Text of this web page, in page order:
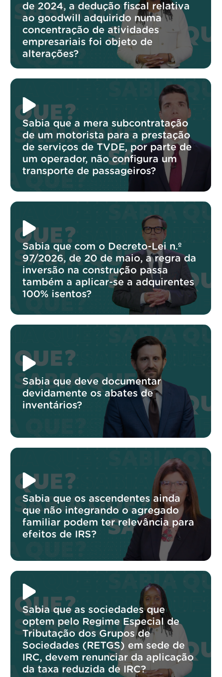
de 2024, a dedução fiscal relativa
ao goodwill adquirido numa
concentração de atividades
empresariais foi objeto de
alterações?
Sabia que a mera subcontratação
de um motorista para a prestação
de serviços de TVDE, por parte de
um operador, não configura um
transporte de passageiros?
Sabia que com o Decreto-Lei n.º
97/2026, de 20 de maio, a regra da
inversão na construção passa
também a aplicar-se a adquirentes
100% isentos?
Sabia que deve documentar
devidamente os abates de
inventários?
Sabia que os ascendentes ainda
que não integrando o agregado
familiar podem ter relevância para
efeitos de IRS?
Sabia que as sociedades que
optem pelo Regime Especial de
Tributação dos Grupos de
Sociedades (RETGS) em sede de
IRC, devem renunciar da aplicação
da taxa reduzida de IRC?